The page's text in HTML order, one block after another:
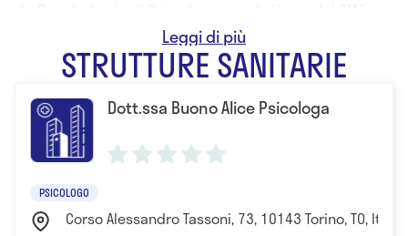
STRUTTURE SANITARIE
Dott.ssa Buono Alice Psicologa
PSICOLOGO
Corso Alessandro Tassoni, 73, 10143 Torino, TO,